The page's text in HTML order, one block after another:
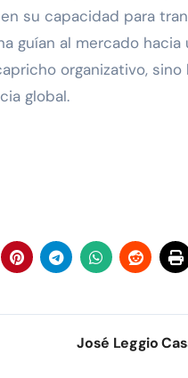
su capacidad para
guían al mercado
organizativo,
global.
José Leggio